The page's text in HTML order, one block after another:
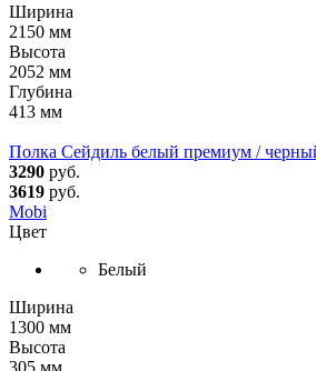
Ширина
2150 мм
Высота
2052 мм
Глубина
413 мм
Полка Сейдиль белый премиум /
3290 руб.
3619 руб.
Mobi
Цвет
Белый
Ширина
1300 мм
Высота
305 мм